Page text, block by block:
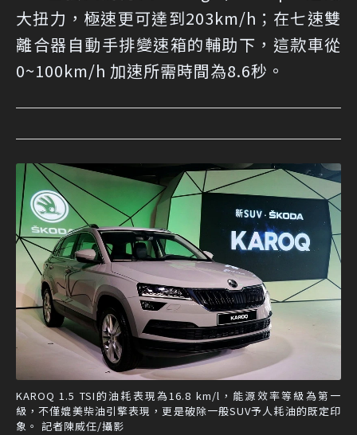
大扭力，極速更可達到203km/h；在七速雙
離合器自動手排變速箱的輔助下，這款車從
0~100km/h 加速所需時間為8.6秒。
KAROQ 1.5 TSI的油耗表現為16.8 km/l，能源效率等級為第一
級，不僅媲美柴油引擎表現，更是破除一般SUV予人耗油的既定印
象。 記者陳威任/攝影